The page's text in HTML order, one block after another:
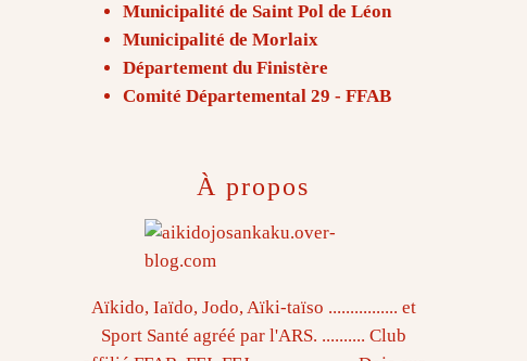
À propos
Aïkido, Iaïdo, Jodo, Aïki-taïso ................ et
Sport Santé agréé par l'ARS. .......... Club
Municipalité de Saint Pol de Léon
Municipalité de Morlaix
Département du Finistère
Comité Départemental 29 - FFAB